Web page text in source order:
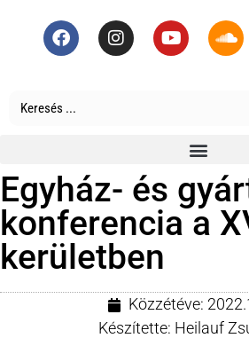
Egyház- és
konferencia a
kerületben
Közzétéve:
Készítette: Heilauf